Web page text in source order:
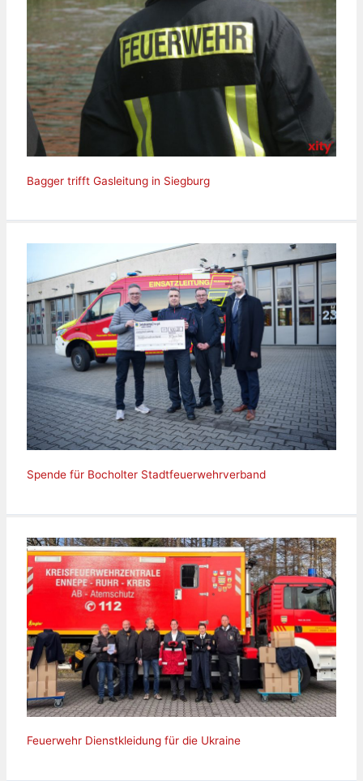
Bagger trifft Gasleitung in Siegburg
Spende für Bocholter Stadtfeuerwehrverband
Feuerwehr Dienstkleidung für die Ukraine